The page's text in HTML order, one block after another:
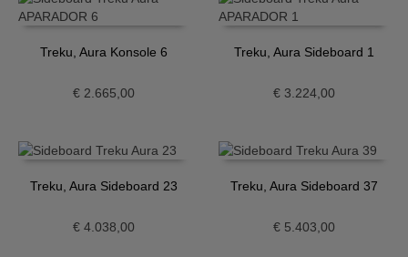
Treku, Aura Konsole 6
€2.665,00
Treku, Aura Sideboard 1
€ 3.224,00
Treku, Aura Sideboard 23
€4.038,00
Treku, Aura Sideboard 37
€ 5.403,00